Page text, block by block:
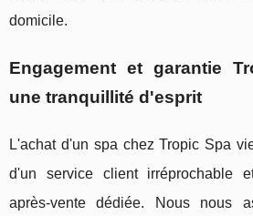
domicile.
Engagement et garantie
une tranquillité d'esprit
L'achat d'un spa chez Tropic Spa
d'un service client irréprochable
après-vente dédiée. Nous nous